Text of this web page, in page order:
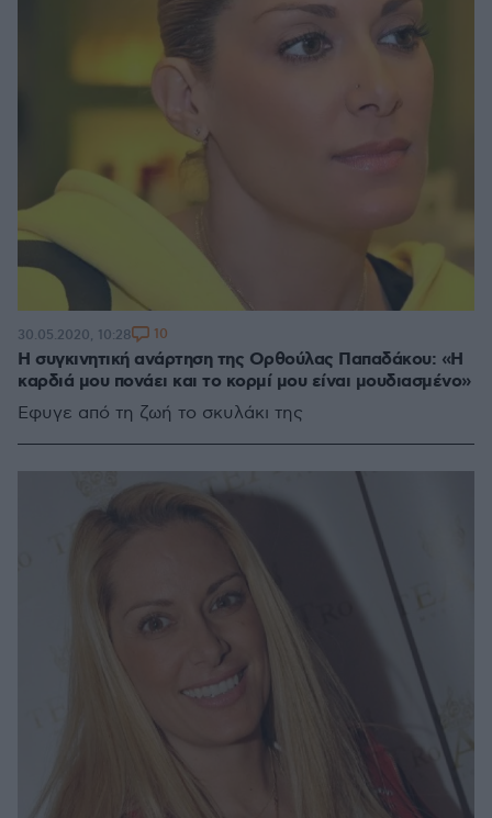
Η συγκινητική ανάρτηση της Ορθούλας Παπαδάκου: «H
καρδιά μου πονάει και το κορμί μου είναι μουδιασμένο»
Εφυγε από τη ζωή το σκυλάκι της
30.05.2020, 10:28 10